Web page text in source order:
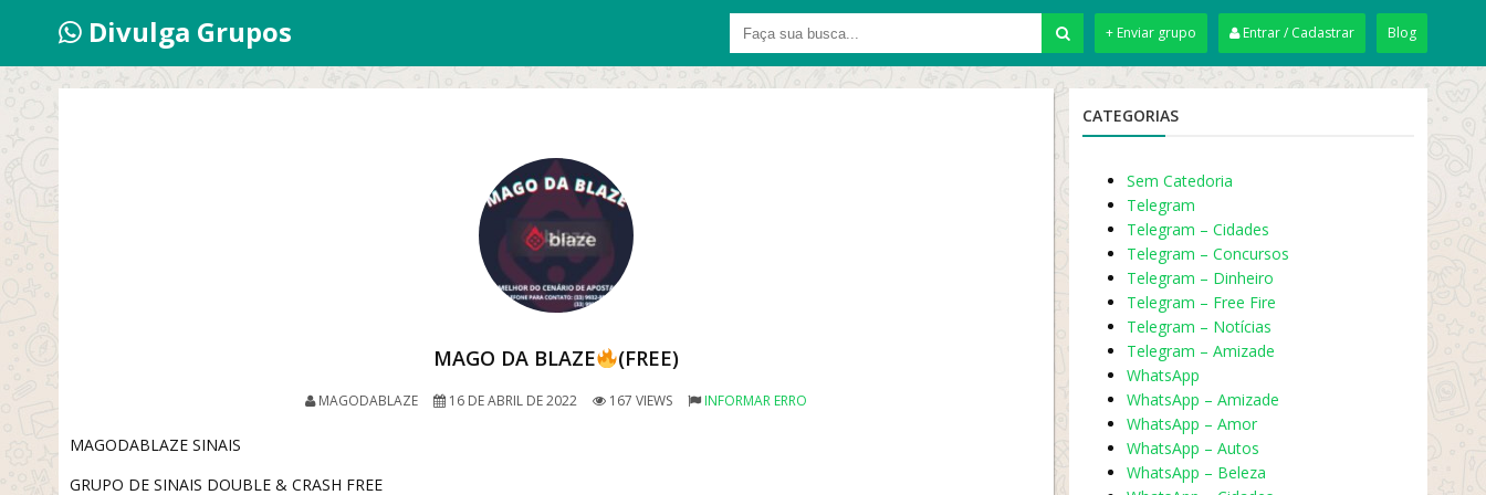
Divulga Grupos Blog
Entrar / Cadastrar
+ Enviar grupo
MAGO DA BLAZE (FREE)
MAGODABLAZE 16 DE ABRIL DE 2022 167 VIEWS INFORMAR ERRO
MAGODABLAZE SINAIS
GRUPO DE SINAIS DOUBLE & CRASH FREE
CATEGORIAS
Sem Catedoria
Telegram
Telegram – Cidades
Telegram – Concursos
Telegram – Dinheiro
Telegram – Free Fire
Telegram – Notícias
Telegram – Amizade
WhatsApp
WhatsApp – Amizade
WhatsApp – Amor
WhatsApp – Autos
WhatsApp – Beleza